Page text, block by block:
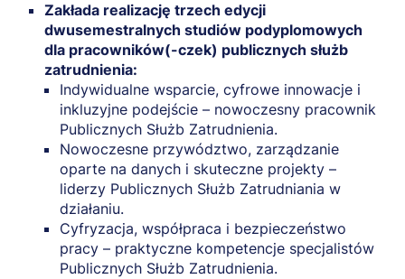
Zakłada realizację trzech edycji
dwusemestralnych studiów podyplomowych
dla pracowników(-czek) publicznych służb
zatrudnienia:
Indywidualne wsparcie, cyfrowe innowacje i
inkluzyjne podejście – nowoczesny pracownik
Publicznych Służb Zatrudnienia.
Nowoczesne przywództwo, zarządzanie
oparte na danych i skuteczne projekty –
liderzy Publicznych Służb Zatrudniania w
działaniu.
Cyfryzacja, współpraca i bezpieczeństwo
pracy – praktyczne kompetencje specjalistów
Publicznych Służb Zatrudnienia.